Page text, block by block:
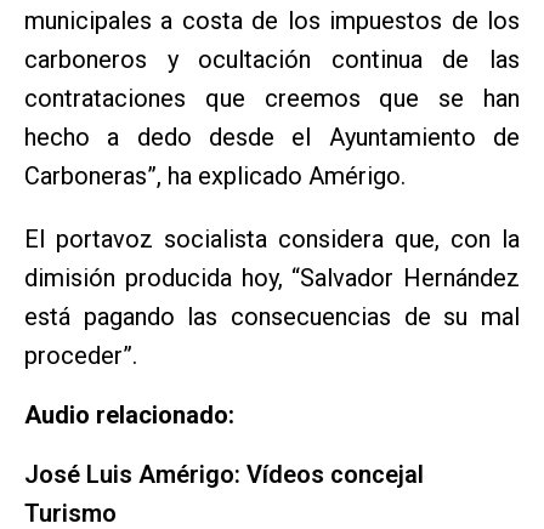
municipales a costa de los impuestos de los
carboneros y ocultación continua de las
contrataciones que creemos que se han
hecho a dedo desde el Ayuntamiento de
Carboneras”, ha explicado Amérigo.
El portavoz socialista considera que, con la
dimisión producida hoy, “Salvador Hernández
está pagando las consecuencias de su mal
proceder”.
Audio relacionado:
José Luis Amérigo: Vídeos concejal
Turismo